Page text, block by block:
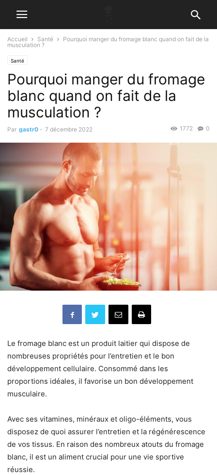
Accueil Santé
Pourquoi manger du fromage blanc quand on fait de la
musculation ?
Santé
Pourquoi manger du fromage
blanc quand on fait de la
musculation ?
Par gastr0 - 7 décembre 2022 0
1772
Le fromage blanc est un produit laitier qui dispose de
nombreuses propriétés pour l’entretien et le bon
développement cellulaire. Consommé dans les
proportions idéales, il favorise un bon développement
musculaire.
Avec ses vitamines, minéraux et oligo-éléments, vous
disposez de quoi assurer l’entretien et la régénérescence
de vos tissus. En raison des nombreux atouts du fromage
blanc, il est un aliment crucial pour une vie sportive
réussie.